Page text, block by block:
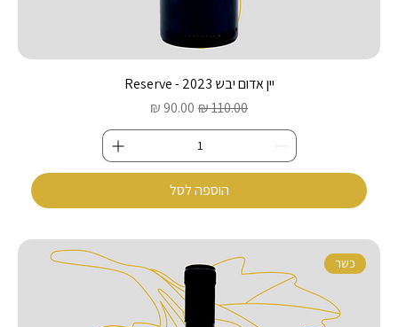
יין אדום יבש 2023 - Reserve
מחיר רגיל מחיר מבצע
הוספה לסל
כשר